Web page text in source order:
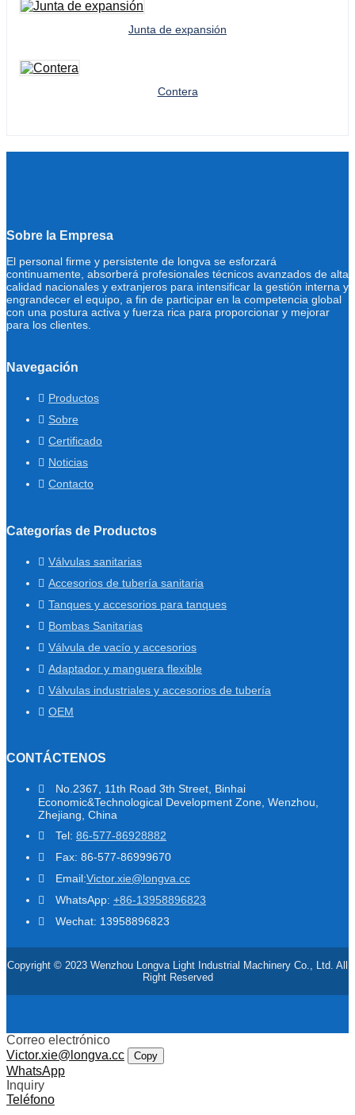
Junta de expansión
Contera
Sobre la Empresa
El personal firme y persistente de longva se esforzará
continuamente, absorberá profesionales técnicos avanzados de alta
calidad nacionales y extranjeros para intensificar la gestión interna y
engrandecer el equipo, a fin de participar en la competencia global
con una postura activa y fuerza rica para proporcionar y mejorar
para los clientes.
Navegación
Productos
Sobre
Certificado
Noticias
Contacto
Categorías de Productos
Válvulas sanitarias
Accesorios de tubería sanitaria
Tanques y accesorios para tanques
Bombas Sanitarias
Válvula de vacío y accesorios
Adaptador y manguera flexible
Válvulas industriales y accesorios de tubería
OEM
CONTÁCTENOS
No.2367, 11th Road 3th Street, Binhai
Economic&Technological Development Zone, Wenzhou,
Zhejiang, China
Tel: 86-577-86928882
Fax: 86-577-86999670
Email:Victor.xie@longva.cc
WhatsApp: +86-13958896823
Wechat: 13958896823
Copyright © 2023 Wenzhou Longva Light Industrial Machinery Co., Ltd. All
Right Reserved
Correo electrónico
Victor.xie@longva.cc
Copy
WhatsApp
Inquiry
Teléfono